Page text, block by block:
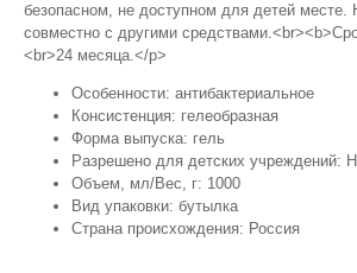
безопасном, не доступном для детей месте.
совместно с другими
<br>24 месяца.</p>
Особенности: антибактериальное
Консистенция: гелеобразная
Форма выпуска: гель
Разрешено для детских учреждений:
Объем, мл/Вес, г: 1000
Вид упаковки: бутылка
Страна происхождения: Россия